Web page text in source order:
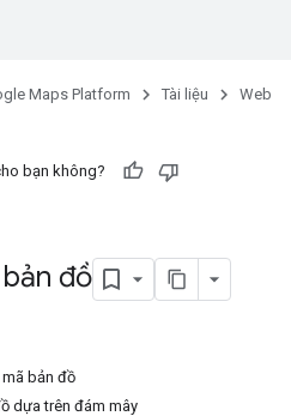
Maps Platform Tài liệu
Web
bạn không?
đồ
bản đồ
dựa trên đám mây